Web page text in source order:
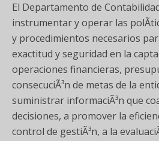
El Departamento de
instrumentar y operar las
y procedimientos necesarios
exactitud y seguridad en la
operaciones financieras,
consecuciÃ³n de metas de la
suministrar informaciÃ³n que
decisiones, a promover la
control de gestiÃ³n, a la